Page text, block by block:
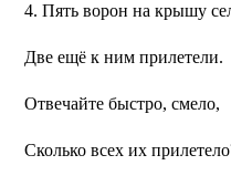
4. Пять ворон на крышу
Две ещё к ним прилетели.
Отвечайте быстро, смело,
Сколько всех их